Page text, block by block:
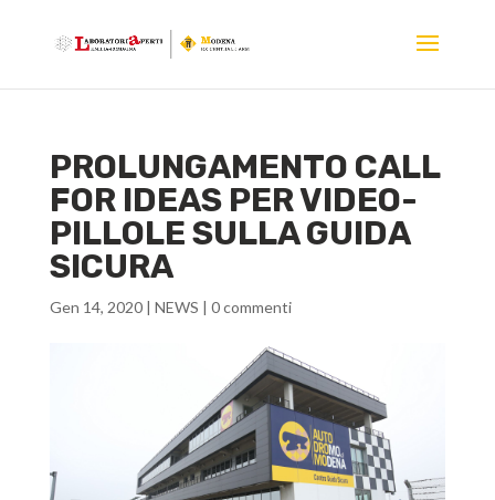
PROLUNGAMENTO CALL
FOR IDEAS PER VIDEO-
PILLOLE SULLA GUIDA
SICURA
Gen 14, 2020| NEWS | 0 commenti